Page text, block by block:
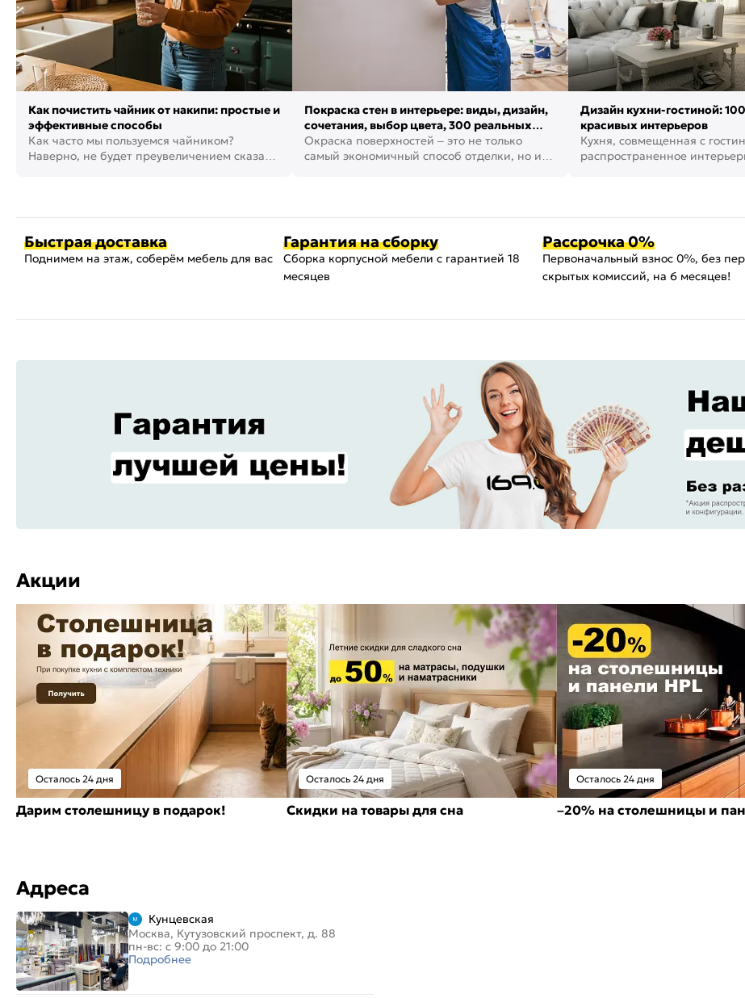
Как почистить чайник от накипи: простые и
эффективные способы
Как часто мы пользуемся чайником?
Наверно, не будет преувеличением сказать,
Покраска стен в интерьере: виды, дизайн,
сочетания, выбор цвета, 300 реальных
фото
Окраска поверхностей – это не только
самый экономичный способ отделки, но и
Дизайн кухни-гостиной:
красивых интерьеров
Кухня, совмещенная с
распространенное
Быстрая доставка
Поднимем на этаж, соберём мебель для вас
Гарантия на сборку
Сборка корпусной мебели с гарантией 18
месяцев
Рассрочка 0%
Первоначальный взнос 0%, без
скрытых комиссий, на 6 месяцев!
Акции
Осталось 24 дня
Дарим столешницу в подарок!
Осталось 24 дня
Скидки на товары для сна
Осталось 24 дня
–20% на столешницы и
Адреса
Кунцевская
Москва, Кутузовский проспект, д. 88
пн-вс: с 9:00 до 21:00
Подробнее